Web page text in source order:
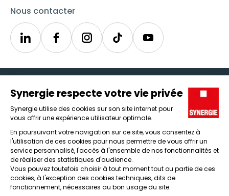
Nous contacter
LinkedinSynergieInstagramTikTok Youtube
Icône d'illustration
Candidats
Entreprises
Icône d'illustration
Nos agences
Icône d'illustration
Conditions générales d'utilisation et mentions légales
Protection des données
Lanceur d'alertes